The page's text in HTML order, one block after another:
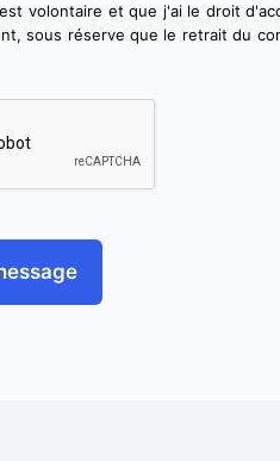
volontaire et que j'ai le droit
sous réserve que le retrait du